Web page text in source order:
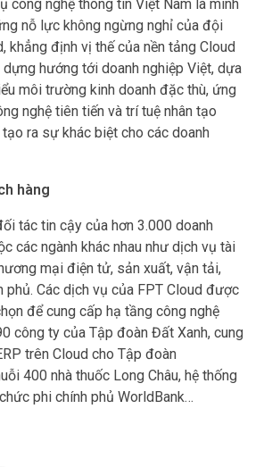
công nghệ thông tin Việt Nam là minh
nỗ lực không ngừng nghỉ của đội
khẳng định vị thế của nền tảng Cloud
hướng tới doanh nghiệp Việt, dựa
môi trường kinh doanh đặc thù, ứng
nghệ tiên tiến và trí tuệ nhân tạo
ra sự khác biệt cho các doanh
hàng
tác tin cậy của hơn 3.000 doanh
các ngành khác nhau như dịch vụ tài
mại điện tử, sản xuất, vận tải,
phủ. Các dịch vụ của FPT Cloud được
để cung cấp hạ tầng công nghệ
công ty của Tập đoàn Đất Xanh, cung
trên Cloud cho Tập đoàn
400 nhà thuốc Long Châu, hệ thống
phi chính phủ WorldBank…